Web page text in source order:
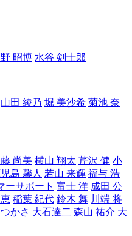
昭博 水谷 剣士郎
山田 綾乃 堀 美沙希 菊池 奈
尚美 横山 翔太 芹沢 健 小
島 馨人 若山 来輝 福与 浩
ーサポート 富士 洋 成田 公
稲葉 紀代 鈴木 舞 川端 将
かさ 大石達二 森山 祐介 大